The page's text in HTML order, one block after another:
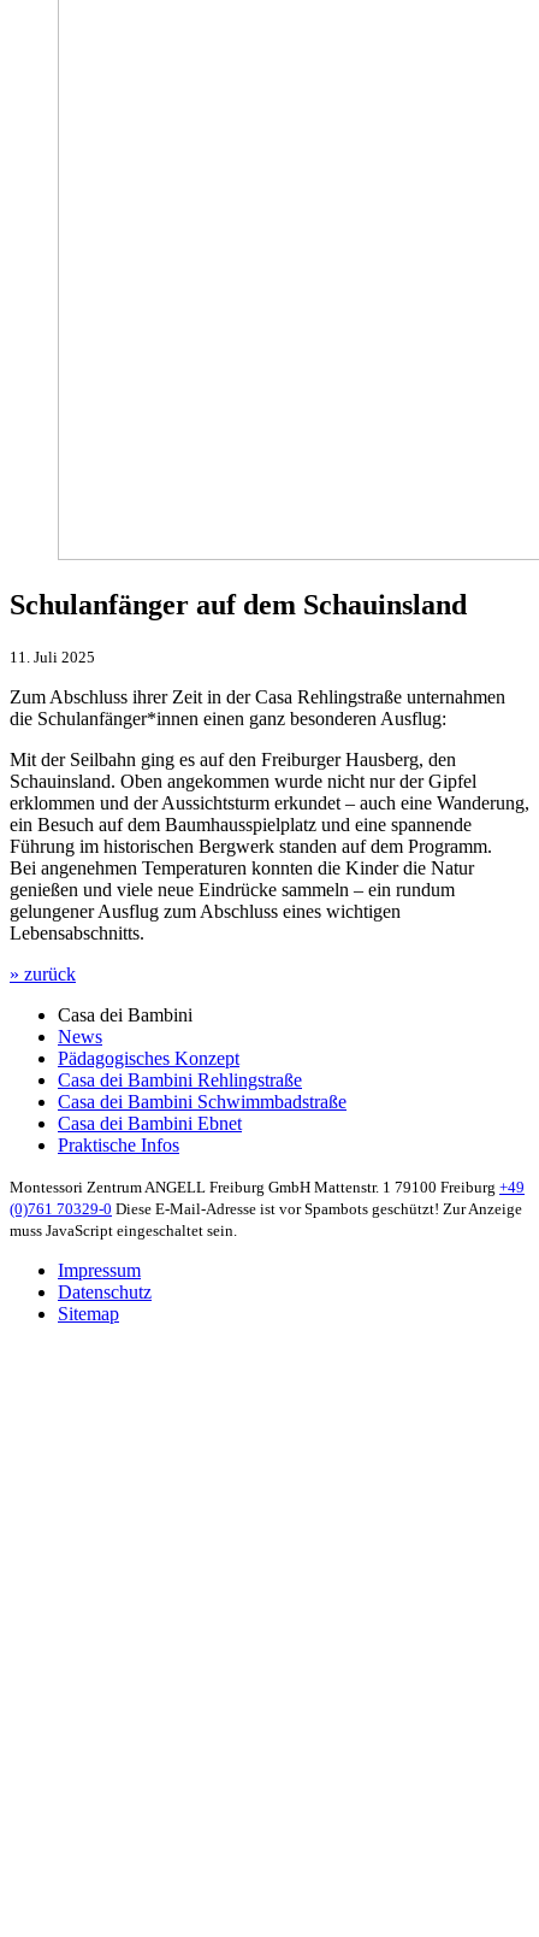
Schulanfänger auf dem Schauinsland
11. Juli 2025
Zum Abschluss ihrer Zeit in der Casa Rehlingstraße unternahmen
die Schulanfänger*innen einen ganz besonderen Ausflug:
Mit der Seilbahn ging es auf den Freiburger Hausberg, den
Schauinsland. Oben angekommen wurde nicht nur der Gipfel
erklommen und der Aussichtsturm erkundet – auch eine Wanderung,
ein Besuch auf dem Baumhausspielplatz und eine spannende
Führung im historischen Bergwerk standen auf dem Programm.
Bei angenehmen Temperaturen konnten die Kinder die Natur
genießen und viele neue Eindrücke sammeln – ein rundum
gelungener Ausflug zum Abschluss eines wichtigen
Lebensabschnitts.
» zurück
Casa dei Bambini
News
Pädagogisches Konzept
Casa dei Bambini Rehlingstraße
Casa dei Bambini Schwimmbadstraße
Casa dei Bambini Ebnet
Praktische Infos
Montessori Zentrum ANGELL Freiburg GmbH Mattenstr. 1 79100 Freiburg +49
(0)761 70329-0 Diese E-Mail-Adresse ist vor Spambots geschützt! Zur Anzeige
muss JavaScript eingeschaltet sein.
Impressum
Datenschutz
Sitemap